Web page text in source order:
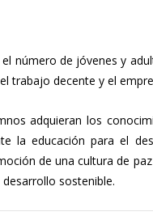
número de jóvenes y
trabajo decente y el
adquieran los
la educación para el
de una cultura de
sostenible.